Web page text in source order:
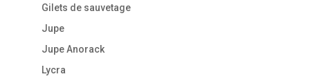
Gilets de sauvetage
Jupe
Jupe Anorack
Lycra